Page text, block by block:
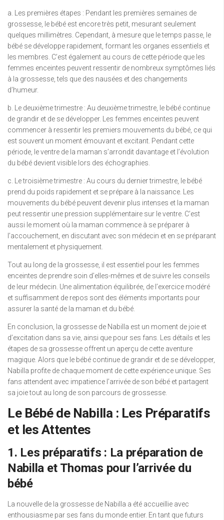
a. Les premières étapes : Pendant les premières semaines de
grossesse, le bébé est encore très petit, mesurant seulement
quelques millimètres. Cependant, à mesure que le temps passe, le
bébé se développe rapidement, formant les organes essentiels et
les membres. C’est également au cours de cette période que les
femmes enceintes peuvent ressentir de nombreux symptômes liés
à la grossesse, tels que des nausées et des changements
d’humeur.
b. Le deuxième trimestre : Au deuxième trimestre, le bébé continue
de grandir et de se développer. Les femmes enceintes peuvent
commencer à ressentir les premiers mouvements du bébé, ce qui
est souvent un moment émouvant et excitant. Pendant cette
période, le ventre de la maman s’arrondit davantage et l’évolution
du bébé devient visible lors des échographies.
c. Le troisième trimestre : Au cours du dernier trimestre, le bébé
prend du poids rapidement et se prépare à la naissance. Les
mouvements du bébé peuvent devenir plus intenses et la maman
peut ressentir une pression supplémentaire sur le ventre. C’est
aussi le moment où la maman commence à se préparer à
l’accouchement, en discutant avec son médecin et en se préparant
mentalement et physiquement.
Tout au long de la grossesse, il est essentiel pour les femmes
enceintes de prendre soin d’elles-mêmes et de suivre les conseils
de leur médecin. Une alimentation équilibrée, de l’exercice modéré
et suffisamment de repos sont des éléments importants pour
assurer la santé de la maman et du bébé.
En conclusion, la grossesse de Nabilla est un moment de joie et
d’excitation dans sa vie, ainsi que pour ses fans. Les détails et les
étapes de sa grossesse offrent un aperçu de cette aventure
magique. Alors que le bébé continue de grandir et de se développer,
Nabilla profite de chaque moment de cette expérience unique. Ses
fans attendent avec impatience l’arrivée de son bébé et partagent
sa joie tout au long de son parcours de grossesse.
Le Bébé de Nabilla : Les Préparatifs
et les Attentes
1. Les préparatifs : La préparation de
Nabilla et Thomas pour l’arrivée du
bébé
La nouvelle de la grossesse de Nabilla a été accueillie avec
enthousiasme par ses fans du monde entier. En tant que futurs